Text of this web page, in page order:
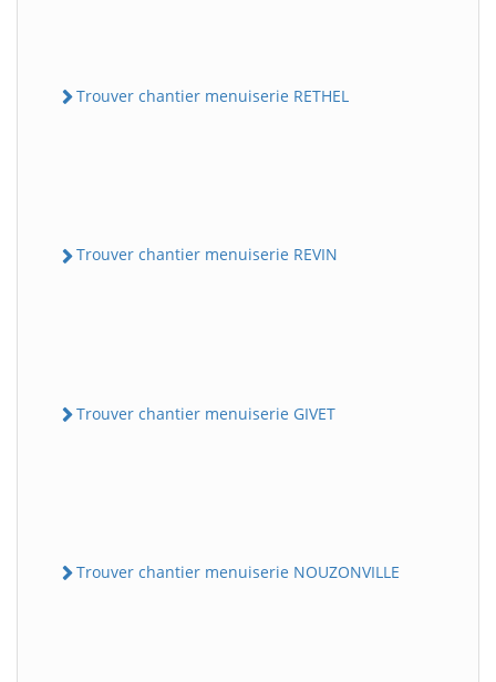
Trouver chantier menuiserie RETHEL
Trouver chantier menuiserie REVIN
Trouver chantier menuiserie GIVET
Trouver chantier menuiserie NOUZONVILLE